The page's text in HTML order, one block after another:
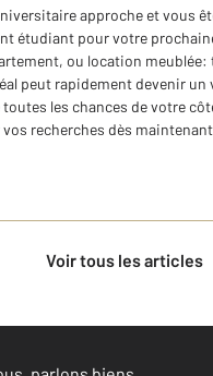
approche et vous
étudiant pour votre
ou location meublée:
peut rapidement devenir un
les chances de votre
recherches dès
Voir tous les articles